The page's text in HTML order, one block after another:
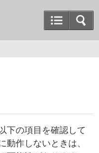
下の項目を確認して
動作しないときは、